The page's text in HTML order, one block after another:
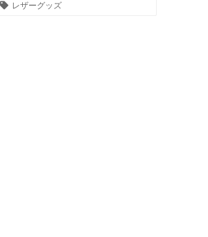
レザーグッズ